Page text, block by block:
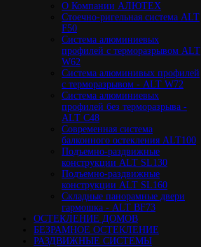
О Компании АЛЮТЕХ
Стоечно-ригельная система ALT
F50
Cистема алюминиевых
профилей с терморазрывом ALT
W62
Система алюминивых профилей
с терморазрывом - ALT W72
Cистема алюминиевых
профилей без терморазрыва -
ALT C48
Cовременная система
балконного остекления ALT100
Подъемно-раздвижные
конструкции ALT SL130
Подъемно-раздвижные
конструкции ALT SL160
Cкладные панорамные двери
гармошка - ALT BF73
ОСТЕКЛЕНИЕ ДОМОВ
БЕЗРАМНОЕ ОСТЕКЛЕНИЕ
РАЗДВИЖНЫЕ СИСТЕМЫ